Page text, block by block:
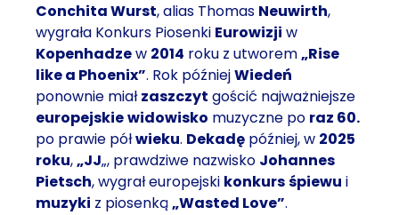
Conchita Wurst, alias Thomas Neuwirth,
wygrała Konkurs Piosenki Eurowizji w
Kopenhadzew 2014 roku z utworem„Rise
like a Phoenix”. Rok późniejWiedeń
ponownie miałzaszczyt gościć najważniejsze
europejskiewidowisko muzyczne po raz 60.
po prawie półwieku. Dekadę później, w 2025
roku,„JJ„, prawdziwe nazwisko Johannes
Pietsch, wygrał europejski konkursśpiewu i
muzyki z piosenką„Wasted Love”.